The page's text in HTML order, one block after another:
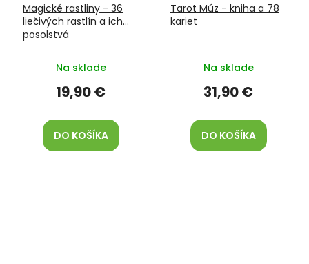
Magické rastliny - 36
liečivých rastlín a ich
posolstvá
Na sklade
19,90 €
DO KOŠÍKA
Tarot Múz - kniha a 78
kariet
Na sklade
31,90 €
DO KOŠÍKA